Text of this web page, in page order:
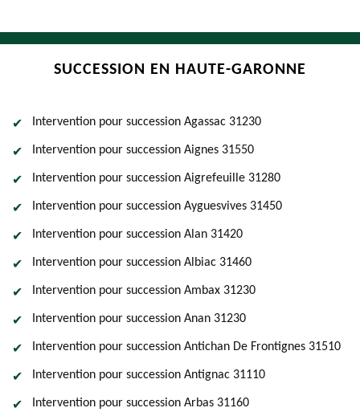
SUCCESSION EN HAUTE-GARONNE
Intervention pour succession Agassac 31230
Intervention pour succession Aignes 31550
Intervention pour succession Aigrefeuille 31280
Intervention pour succession Ayguesvives 31450
Intervention pour succession Alan 31420
Intervention pour succession Albiac 31460
Intervention pour succession Ambax 31230
Intervention pour succession Anan 31230
Intervention pour succession Antichan De Frontignes 31510
Intervention pour succession Antignac 31110
Intervention pour succession Arbas 31160